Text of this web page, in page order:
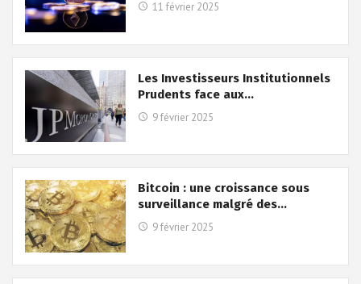
11 février 2025
Les Investisseurs Institutionnels
Prudents face aux…
9 février 2025
Bitcoin : une croissance sous
surveillance malgré des…
9 février 2025